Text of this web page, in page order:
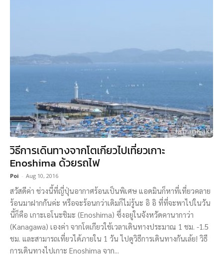
วิธีการเดินทางจากโตเกียวไปเที่ยวเกาะ
Enoshima ด้วยรถไฟ
Poi - Aug 10, 2016
สวัสดีค่า ช่วงนี้ที่ญี่ปุ่นอากาศร้อนเป็นพิเศษ แอดมินก็หาที่เที่ยวคลาย
ร้อนมาฝากกันค่ะ หรือจะร้อนกว่าเดิมก็ไม่รู้นะ อิ อิ ที่ที่จะพาไปในวัน
นี้ก็คือ เกาะเอโนะชิมะ (Enoshima) ซึ่งอยู่ในจังหวัดคานากาว่า
(Kanagawa) เองค่า จากโตเกียวใช้เวลาเดินทางประมาณ 1 ชม. -1.5
ชม. และสามารถเที่ยวได้ภายใน 1 วัน ไปดูวิธีการเดินทางกันเล้ย! วิธี
การเดินทางไปเกาะ Enoshima จาก...